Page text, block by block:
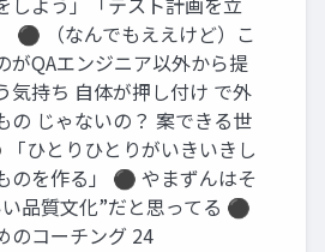
⚫ （なんでもええけど）こ
がQAエンジニア以外から提
気持ち 自体が押し付け で外
の じゃないの？ 案できる世
ひとりひとりがいきいきし
のを作る」 ⚫ やまずんはそ
品質文化”だと思ってる ⚫
のコーチング 24